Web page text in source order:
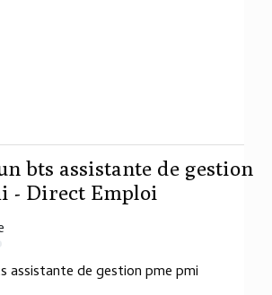
bts assistante de gestion
- Direct Emploi
assistante de gestion pme pmi